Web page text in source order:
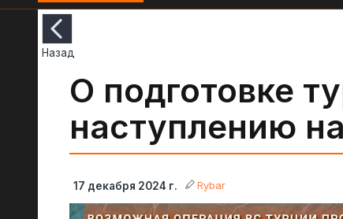
Назад
О подготовке
наступлению
17 декабря 2024 г. Rybar